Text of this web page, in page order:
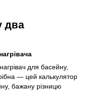
два
для басейну,
— цей калькулятор
бажану різницю